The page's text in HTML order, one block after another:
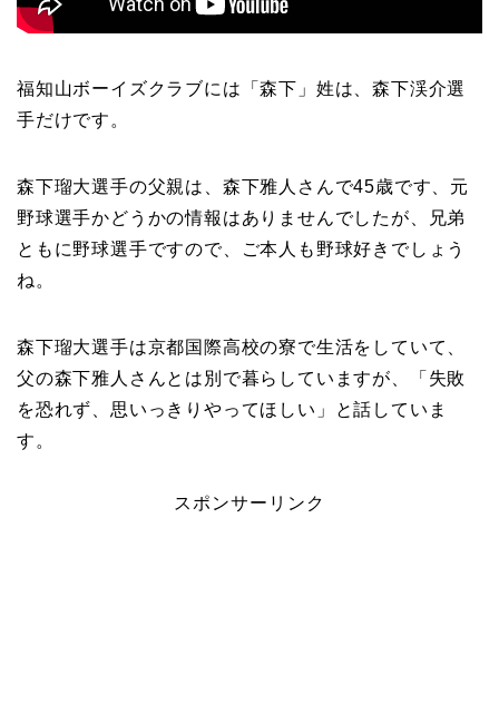
福知山ボーイズクラブには「森下」姓は、森下渓介選
手だけです。
森下瑠大選手の父親は、森下雅人さんで45歳です、元
野球選手かどうかの情報はありませんでしたが、兄弟
ともに野球選手ですので、ご本人も野球好きでしょう
ね。
森下瑠大選手は京都国際高校の寮で生活をしていて、
父の森下雅人さんとは別で暮らしていますが、「失敗
を恐れず、思いっきりやってほしい」と話していま
す。
スポンサーリンク